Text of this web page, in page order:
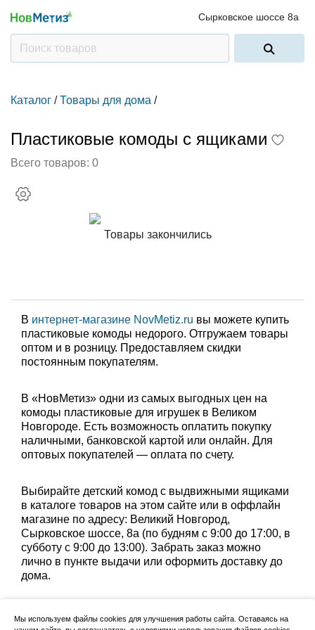
Сырковское шоссе 8а
Каталог / Товары для дома /
Пластиковые комоды с ящиками
Всего товаров: 0
Товары закончились
В интернет-магазине NovMetiz.ru вы можете купить
пластиковые комоды недорого. Отгружаем товары
оптом и в розницу. Предоставляем скидки
постоянным покупателям.
В «НовМетиз» одни из самых выгодных цен на
комоды пластиковые для игрушек в Великом
Новгороде. Есть возможность оплатить покупку
наличными, банковской картой или онлайн. Для
оптовых покупателей — оплата по счету.
Выбирайте детский комод с выдвижными ящиками
в каталоге товаров на этом сайте или в оффлайн
магазине по адресу: Великий Новгород,
Сырковское шоссе, 8а (по будням с 9:00 до 17:00, в
субботу с 9:00 до 13:00). Забрать заказ можно
лично в пункте выдачи или оформить доставку до
дома.
Мы используем файлы cookies для улучшения работы сайта. Оставаясь на